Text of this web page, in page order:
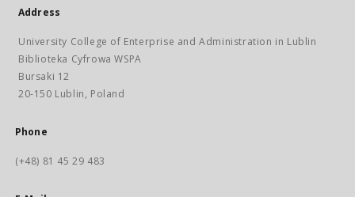
Address
University College of Enterprise and Administration in Lublin
Biblioteka Cyfrowa WSPA
Bursaki 12
20-150 Lublin, Poland
Phone
(+48) 81 45 29 483